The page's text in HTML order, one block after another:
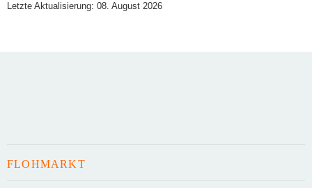
Letzte Aktualisierung: 08. August 2026
FLOHMARKT